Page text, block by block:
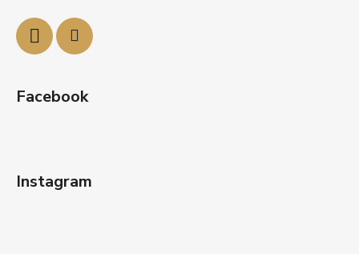
Facebook
Instagram